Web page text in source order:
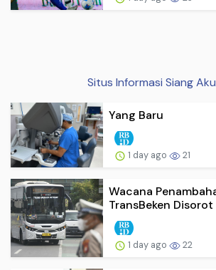
Situs Informasi Siang
Yang Baru
1 day ago 21
Wacana
TransBeken Disorot
1 day ago 22